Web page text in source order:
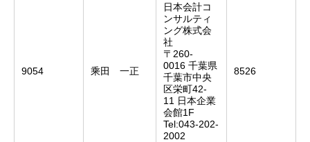
9054 乘田 一正
日本会計コ
ンサルティ
ング株式会
社
〒260-
0016 千葉県
千葉市中央
区栄町42-
11 日本企業
会館1F
Tel:043-202-
2002
8526